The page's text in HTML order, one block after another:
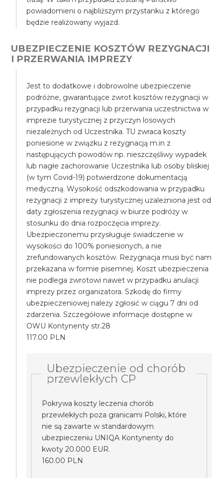
powiadomieni o najbliższym przystanku z którego
będzie realizowany wyjazd.
UBEZPIECZENIE KOSZTÓW REZYGNACJI
I PRZERWANIA IMPREZY
Jest to dodatkowe i dobrowolne ubezpieczenie
podróżne, gwarantujące zwrot kosztów rezygnacji w
przypadku rezygnacji lub przerwania uczestnictwa w
imprezie turystycznej z przyczyn losowych
niezależnych od Uczestnika. TU zwraca koszty
poniesione w związku z rezygnacją m.in z
następujących powodów np. nieszczęśliwy wypadek
lub nagłe zachorowanie Uczestnika lub osoby bliskiej
(w tym Covid-19) potwierdzone dokumentacją
medyczną. Wysokość odszkodowania w przypadku
rezygnacji z imprezy turystycznej uzależniona jest od
daty zgłoszenia rezygnacji w biurze podróży w
stosunku do dnia rozpoczęcia imprezy.
Ubezpieczonemu przysługuje świadczenie w
wysokości do 100% poniesionych, a nie
zrefundowanych kosztów. Rezygnacja musi być nam
przekazana w formie pisemnej. Koszt ubezpieczenia
nie podlega zwrotowi nawet w przypadku anulacji
imprezy przez organizatora. Szkodę do firmy
ubezpieczeniowej należy zgłosić w ciągu 7 dni od
zdarzenia. Szczegółowe informacje dostępne w
OWU Kontynenty str.28
117.00 PLN
Ubezpieczenie od chorób
przewlekłych CP
Pokrywa koszty leczenia chorób
przewlekłych poza granicami Polski, które
nie są zawarte w standardowym
ubezpieczeniu UNIQA Kontynenty do
kwoty 20.000 EUR.
160.00 PLN